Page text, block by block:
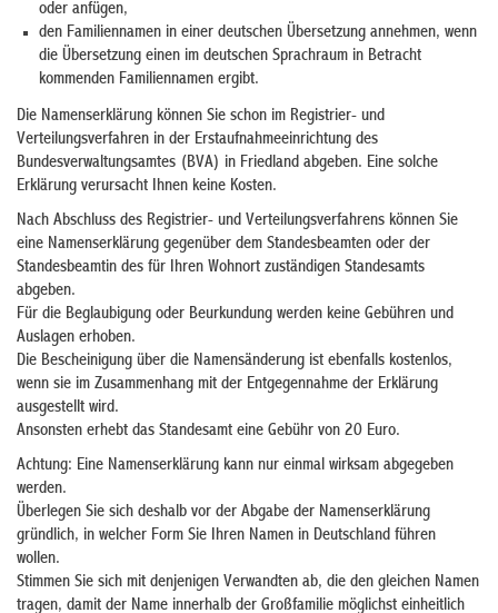
oder anfügen,
den Familiennamen in einer deutschen Übersetzung annehmen, wenn
die Übersetzung einen im deutschen Sprachraum in Betracht
kommenden Familiennamen ergibt.
Die Namenserklärung können Sie schon im Registrier- und
Verteilungsverfahren in der Erstaufnahmeeinrichtung des
Bundesverwaltungsamtes (BVA) in Friedland abgeben. Eine solche
Erklärung verursacht Ihnen keine Kosten.
Nach Abschluss des Registrier- und Verteilungsverfahrens können Sie
eine Namenserklärung gegenüber dem Standesbeamten oder der
Standesbeamtin des für Ihren Wohnort zuständigen Standesamts
abgeben.
Für die Beglaubigung oder Beurkundung werden keine Gebühren und
Auslagen erhoben.
Die Bescheinigung über die Namensänderung ist ebenfalls kostenlos,
wenn sie im Zusammenhang mit der Entgegennahme der Erklärung
ausgestellt wird.
Ansonsten erhebt das Standesamt eine Gebühr von 20 Euro.
Achtung: Eine Namenserklärung kann nur einmal wirksam abgegeben
werden.
Überlegen Sie sich deshalb vor der Abgabe der Namenserklärung
gründlich, in welcher Form Sie Ihren Namen in Deutschland führen
wollen.
Stimmen Sie sich mit denjenigen Verwandten ab, die den gleichen Namen
tragen, damit der Name innerhalb der Großfamilie möglichst einheitlich